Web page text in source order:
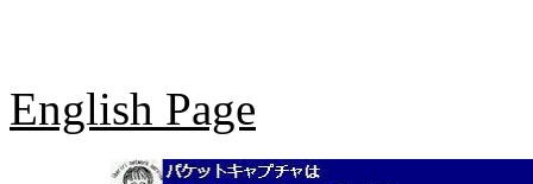
English Page